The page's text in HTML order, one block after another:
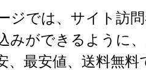
ジでは、サイト訪
みができるように
、最安値、送料無